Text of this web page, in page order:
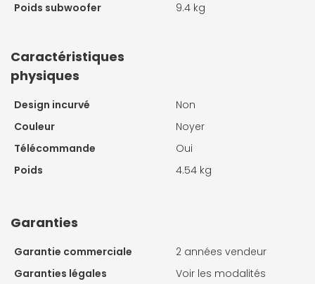
Poids subwoofer 9.4 kg
Caractéristiques
physiques
Design incurvé
Non
Couleur
Noyer
Télécommande
Oui
Poids
4.54 kg
Garanties
Garantie commerciale
2 années vendeur
Garanties légales
Voir les modalités